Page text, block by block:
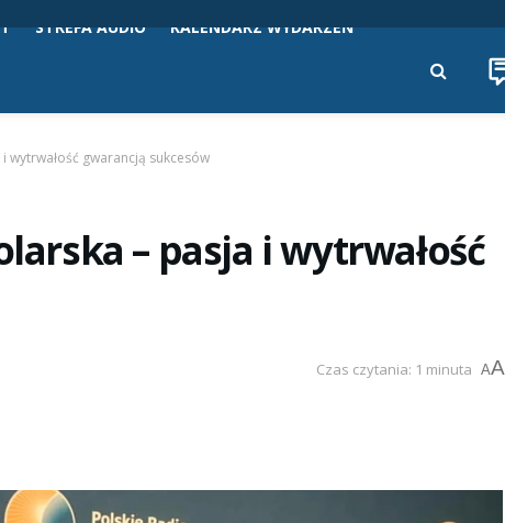
STREFA AUDIO KALENDARZ WYDARZEŃ
wytrwałość gwarancją sukcesów
– pasja i wytrwałość
Czas czytania: 1 minuta AA